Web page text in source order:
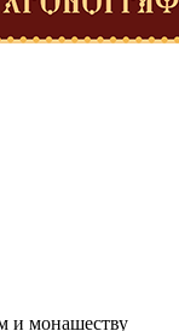
и монашеству